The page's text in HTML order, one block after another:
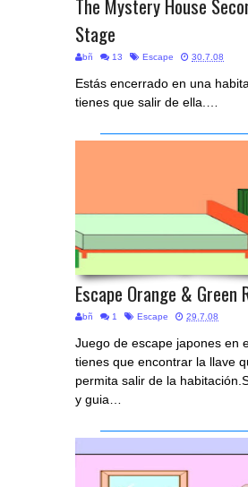
The Mystery House
Stage
bñ 13 Escape 30.7.08
Estás encerrado en una
tienes que salir de ella.…
Escape Orange & Green
bñ 1 Escape 29.7.08
Juego de escape japones en
tienes que encontrar la llave
permita salir de la
y guia…